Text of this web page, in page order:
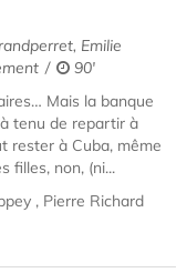
Emilie
90'
Mais la banque
tenu de repartir à
rester à Cuba, même
filles, non, (ni...
, Pierre Richard